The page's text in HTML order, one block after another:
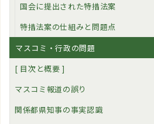
国会に提出された特措法案
特措法案の仕組みと問題点
マスコミ・行政の問題
[ 目次と概要 ]
マスコミ報道の誤り
関係都県知事の事実認識